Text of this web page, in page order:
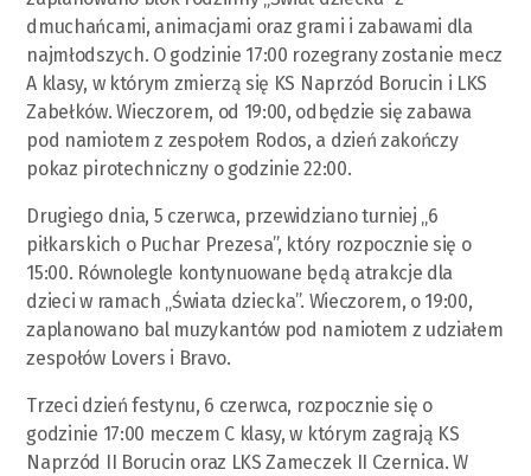
dmuchańcami, animacjami oraz grami i zabawami dla
najmłodszych. O godzinie 17:00 rozegrany zostanie mecz
A klasy, w którym zmierzą się KS Naprzód Borucin i LKS
Zabełków. Wieczorem, od 19:00, odbędzie się zabawa
pod namiotem z zespołem Rodos, a dzień zakończy
pokaz pirotechniczny o godzinie 22:00.
Drugiego dnia, 5 czerwca, przewidziano turniej „6
piłkarskich o Puchar Prezesa”, który rozpocznie się o
15:00. Równolegle kontynuowane będą atrakcje dla
dzieci w ramach „Świata dziecka”. Wieczorem, o 19:00,
zaplanowano bal muzykantów pod namiotem z udziałem
zespołów Lovers i Bravo.
Trzeci dzień festynu, 6 czerwca, rozpocznie się o
godzinie 17:00 meczem C klasy, w którym zagrają KS
Naprzód II Borucin oraz LKS Zameczek II Czernica. W